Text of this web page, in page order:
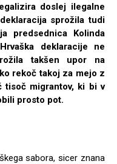
doslej ilegalne
sprožila tudi
predsednica Kolinda
deklaracije ne
takšen upor na
rekoč takoj za mejo z
tisoč migrantov, ki bi v
prosto pot.
sabora, sicer znana